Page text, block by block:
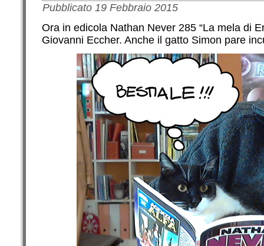
Pubblicato 19 Febbraio 2015
Ora in edicola Nathan Never 285 “La mela di
Giovanni Eccher. Anche il gatto Simon pare